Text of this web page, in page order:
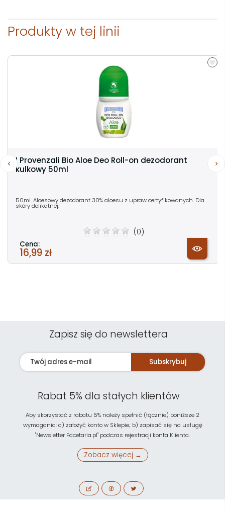
Produkty w tej linii
I Provenzali Bio Aloe Deo Roll-on dezodorant
kulkowy 50ml
50ml. Aloesowy dezodorant 30% aloesu z upraw certyfikowanych. Dla
skóry delikatnej.
(0)
Cena:
16,99 zł
Zapisz się do newslettera
Subskrybuj
Rabat 5% dla stałych klientów
Aby skorzystać z rabatu 5% należy spełnić (łącznie) poniższe 2
wymagania: a) założyć konto w Sklepie; b) zapisać się na usługę
"Newsletter Facetaria.pl" podczas rejestracji konta Klienta.
Zobacz więcej →